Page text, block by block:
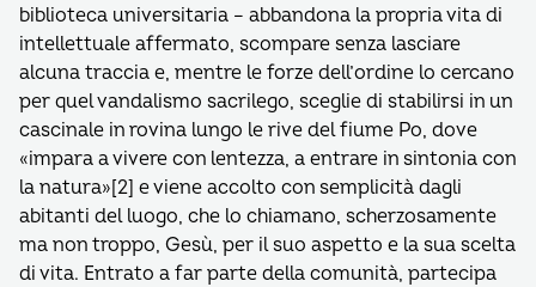
biblioteca universitaria – abbandona la propria vita di
intellettuale affermato, scompare senza lasciare
alcuna traccia e, mentre le forze dell’ordine lo cercano
per quel vandalismo sacrilego, sceglie di stabilirsi in un
cascinale in rovina lungo le rive del fiume Po, dove
«impara a vivere con lentezza, a entrare in sintonia con
la natura»[2] e viene accolto con semplicità dagli
abitanti del luogo, che lo chiamano, scherzosamente
ma non troppo, Gesù, per il suo aspetto e la sua scelta
di vita. Entrato a far parte della comunità, partecipa